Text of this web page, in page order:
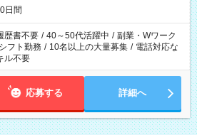
めな休憩があります。
日間
歴書不要 / 40～50代活躍中 / 副業・Wワーク
シフト勤務 / 10名以上の大量募集 / 電話対応な
ル不要
応募する 詳細へ